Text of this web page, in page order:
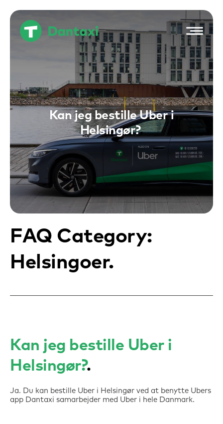
Hop
indholdet
Kan jeg bestille Uber i
Helsingør?
FAQ Category:
Helsingoer
Kan jeg bestille Uber i
Helsingør?
Ja. Du kan bestille Uber i Helsingør ved at benytte Ubers
app Dantaxi samarbejder med Uber i hele Danmark.